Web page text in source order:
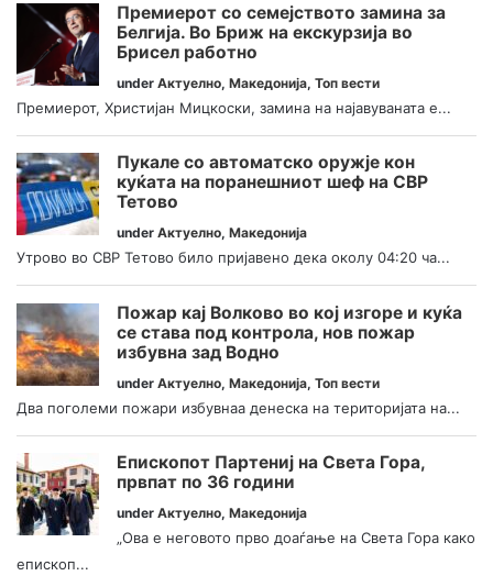
Премиерот со семејството замина за
Белгија. Во Бриж на екскурзија во
Брисел работно
under Актуелно, Македонија, Топ вести
Премиерот, Христијан Мицкоски, замина на најавуваната е...
Пукале со автоматско оружје кон
куќата на поранешниот шеф на СВР
Тетово
under Актуелно, Македонија
Утрово во СВР Тетово било пријавено дека околу 04:20 ча...
Пожар кај Волково во кој изгоре и куќа
се става под контрола, нов пожар
избувна зад Водно
under Актуелно, Македонија, Топ вести
Два поголеми пожари избувнаа денеска на територијата на...
Епископот Партениј на Света Гора,
првпат по 36 години
under Актуелно, Македонија
„Ова е неговото прво доаѓање на Света Гора како
епископ...